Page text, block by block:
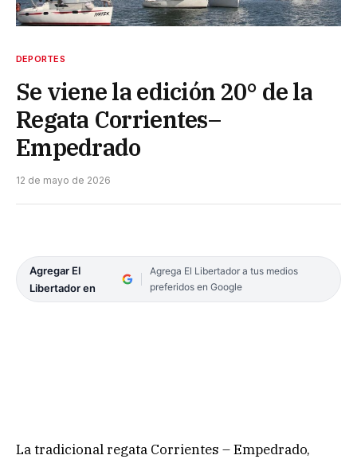
DEPORTES
Se viene la edición 20° de la
Regata Corrientes–
Empedrado
12 de mayo de 2026
Agregar El
Libertador en
Agrega El Libertador a tus medios
preferidos en Google
La tradicional regata Corrientes – Empedrado,